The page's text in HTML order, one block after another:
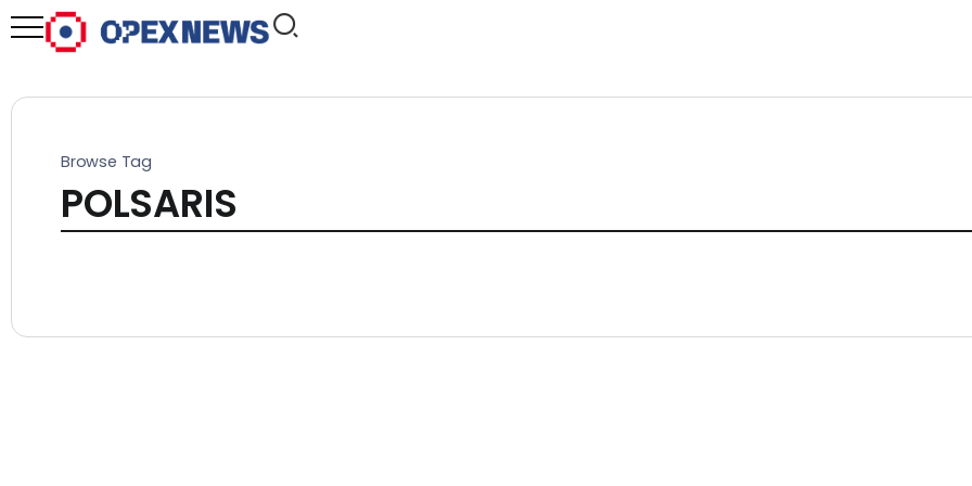
Browse Tag
POLSARIS